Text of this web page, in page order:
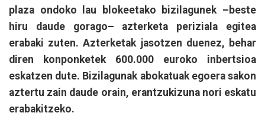
plaza ondoko lau blokeetako bizilagunek –beste
hiru daude gorago– azterketa periziala egitea
erabaki zuten. Azterketak jasotzen duenez, behar
diren konponketek 600.000 euroko inbertsioa
eskatzen dute. Bizilagunak abokatuak egoera sakon
aztertu zain daude orain, erantzukizuna nori eskatu
erabakitzeko.